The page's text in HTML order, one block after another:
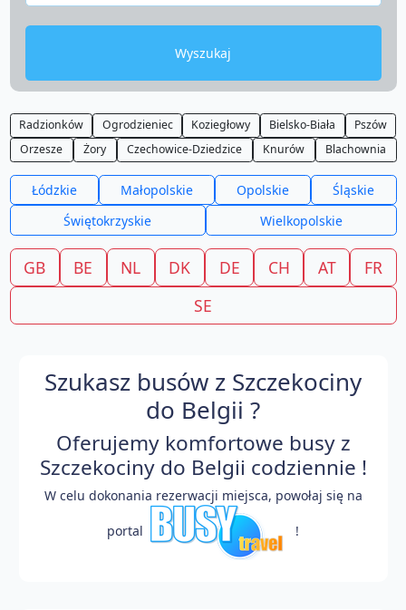
Wyszukaj
Radzionków Ogrodzieniec Koziegłowy Bielsko-Biała
Pszów
Orzesze
Żory Czechowice-Dziedzice Knurów Blachownia
Łódzkie Małopolskie Opolskie
Śląskie
Świętokrzyskie
Wielkopolskie
GB BE NL DK DE CH AT
FR
SE
Szukasz busów z Szczekociny
do Belgii ?
Oferujemy komfortowe busy z
Szczekociny do Belgii codziennie !
W celu dokonania rezerwacji miejsca, powołaj się na
portal !